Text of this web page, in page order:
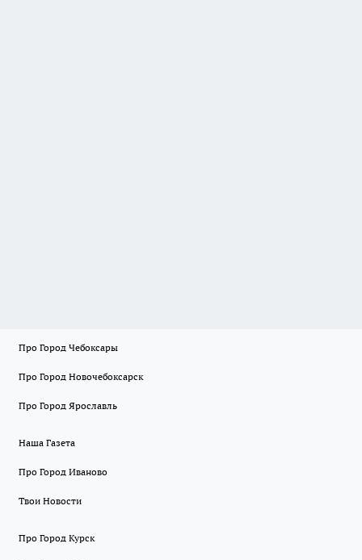
Про Город Чебоксары
Про Город Новочебоксарск
Про Город Ярославль
Наша Газета
Про Город Иваново
Твои Новости
Про Город Курск